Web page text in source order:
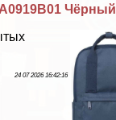
Чёрный
24 07 2026 16:42:16